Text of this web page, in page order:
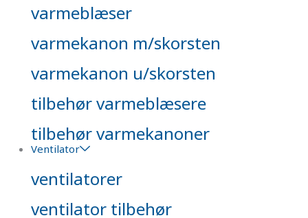
varmeblæser
varmekanon m/skorsten
varmekanon u/skorsten
tilbehør varmeblæsere
tilbehør varmekanoner
Ventilator
ventilatorer
ventilator tilbehør